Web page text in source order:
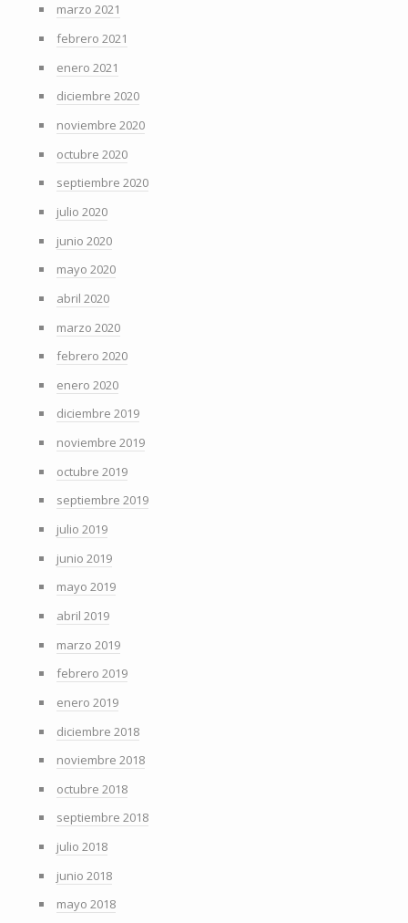
marzo 2021
febrero 2021
enero 2021
diciembre 2020
noviembre 2020
octubre 2020
septiembre 2020
julio 2020
junio 2020
mayo 2020
abril 2020
marzo 2020
febrero 2020
enero 2020
diciembre 2019
noviembre 2019
octubre 2019
septiembre 2019
julio 2019
junio 2019
mayo 2019
abril 2019
marzo 2019
febrero 2019
enero 2019
diciembre 2018
noviembre 2018
octubre 2018
septiembre 2018
julio 2018
junio 2018
mayo 2018